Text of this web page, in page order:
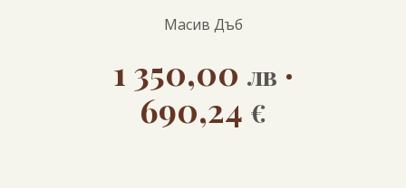
Масив Дъб
1 350,00 лв ·
690,24 €